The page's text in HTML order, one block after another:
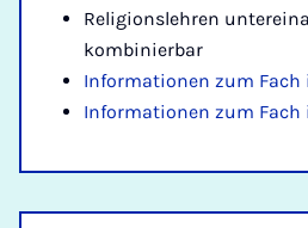
Religionslehren
kombinierbar
Informationen zum Fach
Informationen zum Fach